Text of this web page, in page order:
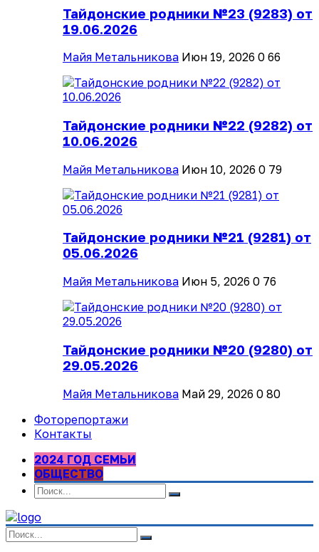
Тайдонские родники №23 (9283) от
19.06.2026
Майя Метальникова Июн 19, 2026 0 66
Тайдонские родники №22 (9282) от
10.06.2026
Майя Метальникова Июн 10, 2026 0 79
Тайдонские родники №21 (9281) от
05.06.2026
Майя Метальникова Июн 5, 2026 0 76
Тайдонские родники №20 (9280) от
29.05.2026
Майя Метальникова Май 29, 2026 0 80
Фоторепортажи
Контакты
2024 ГОД СЕМЬИ
ОБЩЕСТВО